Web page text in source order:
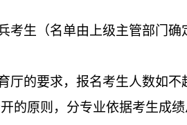
考生（名单由上级主管部门
厅的要求，报名考生人数如
的原则，分专业依据考生成